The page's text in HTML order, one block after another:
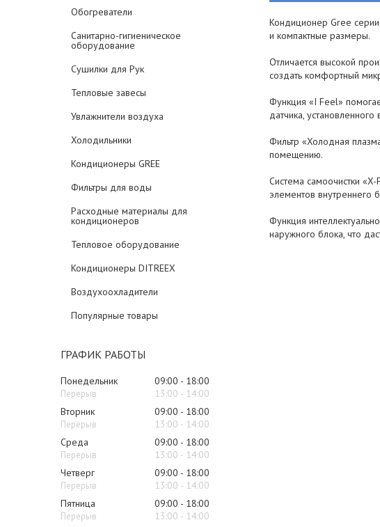
Обогреватели
Санитарно-гигиеническое
оборудование
Сушилки для Рук
Тепловые завесы
Увлажнители воздуха
Холодильники
Кондиционеры GREE
Фильтры для воды
Расходные материалы для
кондиционеров
Тепловое оборудование
Кондиционеры DITREEX
Воздухоохладители
Популярные товары
ГРАФИК РАБОТЫ
Понедельник 09:00
18:00
13:00
14:00
Вторник
09:00
18:00
13:00
14:00
Среда
09:00
18:00
13:00
14:00
Четверг
09:00
18:00
13:00
14:00
Пятница
09:00
18:00
13:00
14:00
Кондиционер Gree
и компактные размеры.
Отличается высокой
создать комфортный
Функция «I Feel»
датчика,
Фильтр «Холодная
помещению.
Система самоочистки
элементов внутреннего
Функция
наружного блока, что